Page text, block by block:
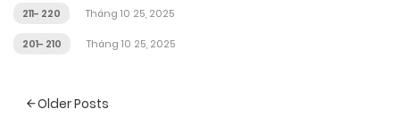
211- 220 Tháng 10 25, 2025
201- 210 Tháng 10 25, 2025
Posts
Older Posts